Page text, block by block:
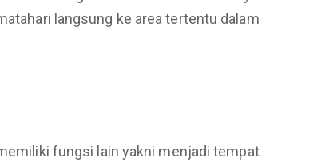
langsung ke area tertentu dalam
fungsi lain yakni menjadi tempat